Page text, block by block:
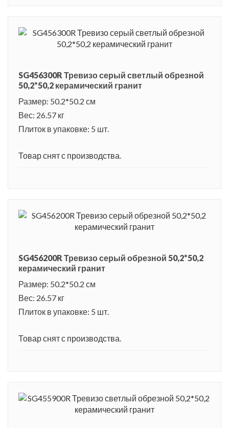
SG456300R Тревизо серый светлый обрезной
50,2*50,2 керамический гранит
Размер: 50.2*50.2 см
Вес: 26.57 кг
Плиток в упаковке: 5 шт.
Товар снят с производства.
SG456200R Тревизо серый обрезной 50,2*50,2
керамический гранит
Размер: 50.2*50.2 см
Вес: 26.57 кг
Плиток в упаковке: 5 шт.
Товар снят с производства.